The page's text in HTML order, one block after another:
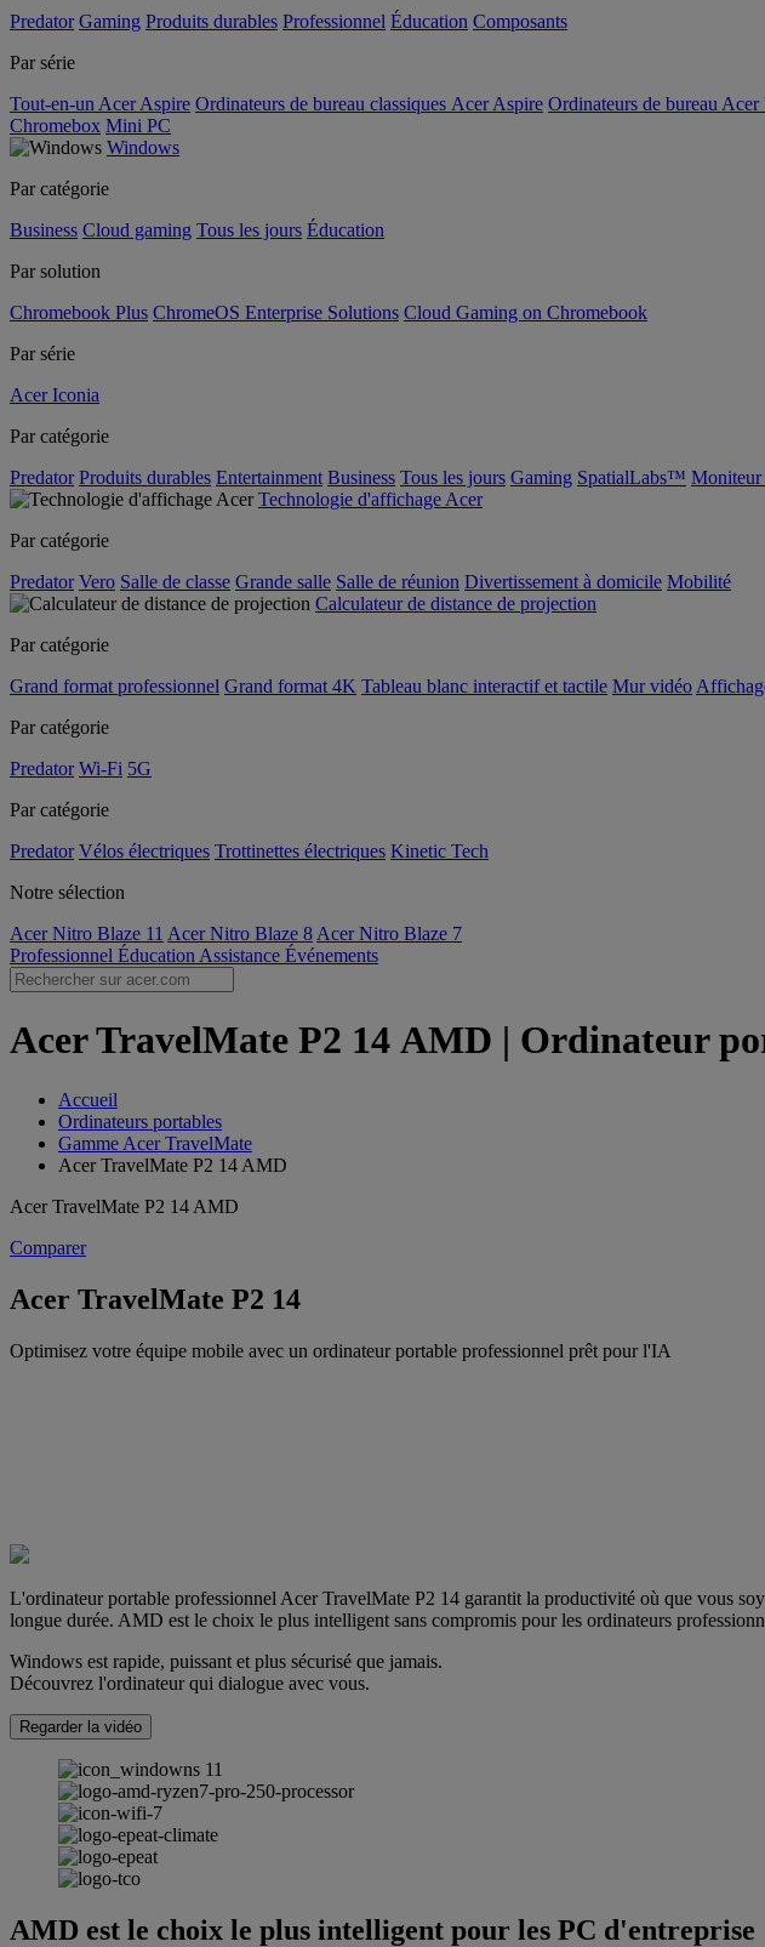
Predator Gaming Produits durables Professionnel Éducation Composants
Par série
Tout-en-un Acer Aspire Ordinateurs de bureau classiques Acer Aspire Ordinateurs de bureau
Chromebox Mini PC
Windows
Par catégorie
Business Cloud gaming Tous les jours Éducation
Par solution
Chromebook Plus ChromeOS Enterprise Solutions Cloud Gaming on Chromebook
Par série
Acer Iconia
Par catégorie
Predator Produits durables Entertainment Business Tous les jours Gaming SpatialLabs™
Technologie d'affichage Acer
Par catégorie
Predator Vero Salle de classe Grande salle Salle de réunion Divertissement à domicile Mobilité
Calculateur de distance de projection
Par catégorie
Grand format professionnel Grand format 4K Tableau blanc interactif et tactile Mur vidéo
Par catégorie
Predator Wi-Fi 5G
Par catégorie
Predator Vélos électriques Trottinettes électriques Kinetic Tech
Notre sélection
Acer Nitro Blaze 11 Acer Nitro Blaze 8 Acer Nitro Blaze 7
Professionnel Éducation Assistance Événements
Acer TravelMate P2 14 AMD | Ordinateur
Accueil
Ordinateurs portables
Gamme Acer TravelMate
Acer TravelMate P2 14 AMD
Acer TravelMate P2 14 AMD
Comparer
Acer TravelMate P2 14
Optimisez votre équipe mobile avec un ordinateur portable professionnel prêt pour l'IA
L'ordinateur portable professionnel Acer TravelMate P2 14 garantit la productivité où que vous
longue durée. AMD est le choix le plus intelligent sans compromis pour les ordinateurs
Windows est rapide, puissant et plus sécurisé que jamais.
Découvrez l'ordinateur qui dialogue avec vous.
Regarder la vidéo
AMD est le choix le plus intelligent pour les PC d'entreprise